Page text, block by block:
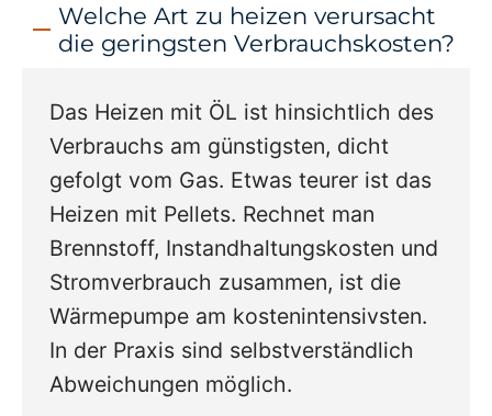
Welche Art zu heizen verursacht
die geringsten Verbrauchskosten?
Das Heizen mit ÖL ist hinsichtlich des
Verbrauchs am günstigsten, dicht
gefolgt vom Gas. Etwas teurer ist das
Heizen mit Pellets. Rechnet man
Brennstoff, Instandhaltungskosten und
Stromverbrauch zusammen, ist die
Wärmepumpe am kostenintensivsten.
In der Praxis sind selbstverständlich
Abweichungen möglich.